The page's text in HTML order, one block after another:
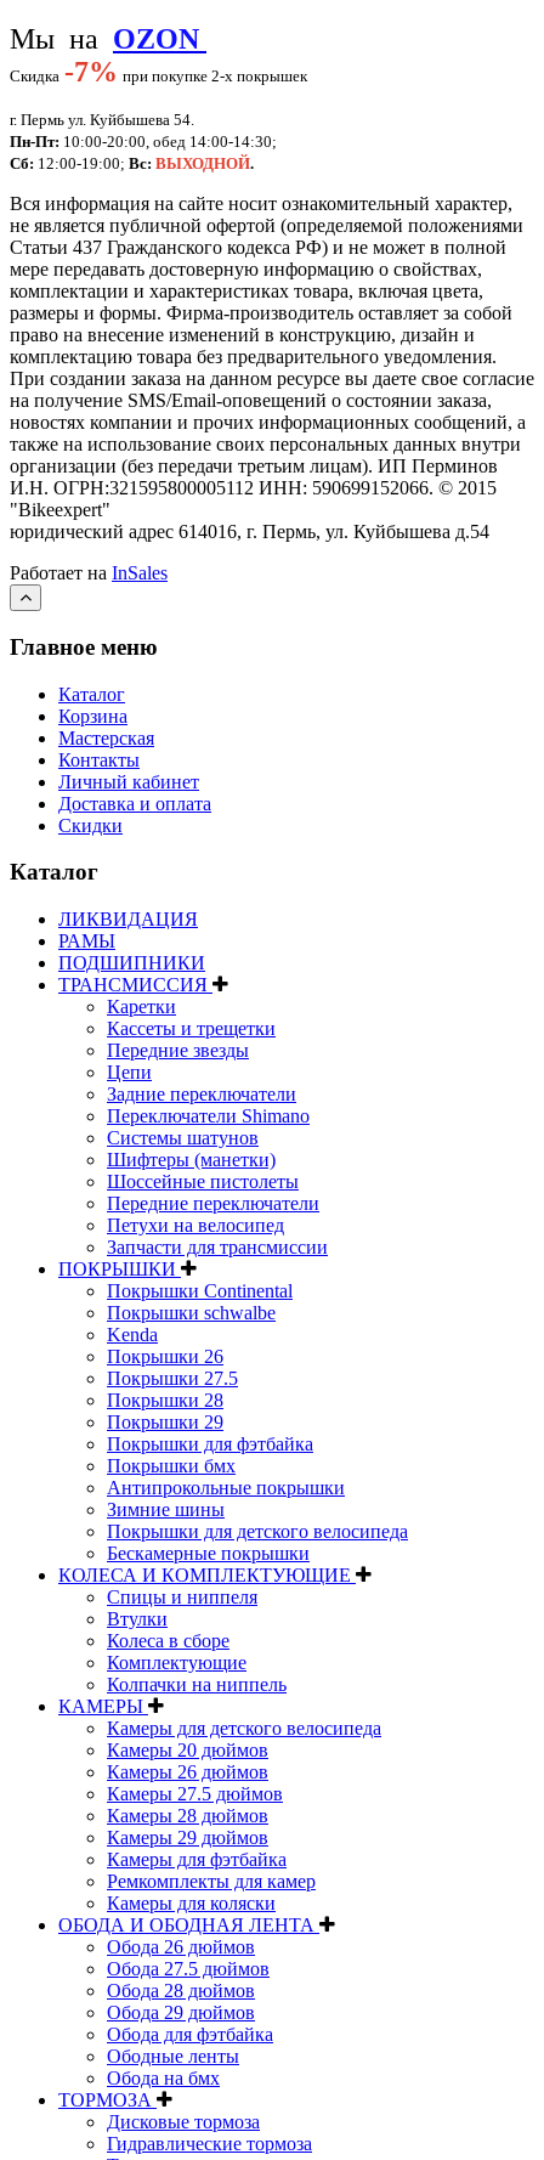
Мы на OZON
Скидка -7% при покупке 2-х покрышек
г. Пермь ул. Куйбышева 54.
Пн-Пт: 10:00-20:00, обед 14:00-14:30;
Сб: 12:00-19:00; Вс: ВЫХОДНОЙ.
Вся информация на сайте носит ознакомительный характер,
не является публичной офертой (определяемой положениями
Статьи 437 Гражданского кодекса РФ) и не может в полной
мере передавать достоверную информацию о свойствах,
комплектации и характеристиках товара, включая цвета,
размеры и формы. Фирма-производитель оставляет за собой
право на внесение изменений в конструкцию, дизайн и
комплектацию товара без предварительного уведомления.
При создании заказа на данном ресурсе вы даете свое согласие
на получение SMS/Email-оповещений о состоянии заказа,
новостях компании и прочих информационных сообщений, а
также на использование своих персональных данных внутри
организации (без передачи третьим лицам). ИП Перминов
И.Н. ОГРН:321595800005112 ИНН: 590699152066. © 2015
"Bikeexpert"
юридический адрес 614016, г. Пермь, ул. Куйбышева д.54
Работает на InSales
Главное меню
Каталог
Корзина
Мастерская
Контакты
Личный кабинет
Доставка и оплата
Скидки
Каталог
ЛИКВИДАЦИЯ
РАМЫ
ПОДШИПНИКИ
ТРАНСМИССИЯ
Каретки
Кассеты и трещетки
Передние звезды
Цепи
Задние переключатели
Переключатели Shimano
Системы шатунов
Шифтеры (манетки)
Шоссейные пистолеты
Передние переключатели
Петухи на велосипед
Запчасти для трансмиссии
ПОКРЫШКИ
Покрышки Continental
Покрышки schwalbe
Kenda
Покрышки 26
Покрышки 27.5
Покрышки 28
Покрышки 29
Покрышки для фэтбайка
Покрышки бмх
Антипрокольные покрышки
Зимние шины
Покрышки для детского велосипеда
Бескамерные покрышки
КОЛЕСА И КОМПЛЕКТУЮЩИЕ
Спицы и ниппеля
Втулки
Колеса в сборе
Комплектующие
Колпачки на ниппель
КАМЕРЫ
Камеры для детского велосипеда
Камеры 20 дюймов
Камеры 26 дюймов
Камеры 27.5 дюймов
Камеры 28 дюймов
Камеры 29 дюймов
Камеры для фэтбайка
Ремкомплекты для камер
Камеры для коляски
ОБОДА И ОБОДНАЯ ЛЕНТА
Обода 26 дюймов
Обода 27.5 дюймов
Обода 28 дюймов
Обода 29 дюймов
Обода для фэтбайка
Ободные ленты
Обода на бмх
ТОРМОЗА
Дисковые тормоза
Гидравлические тормоза